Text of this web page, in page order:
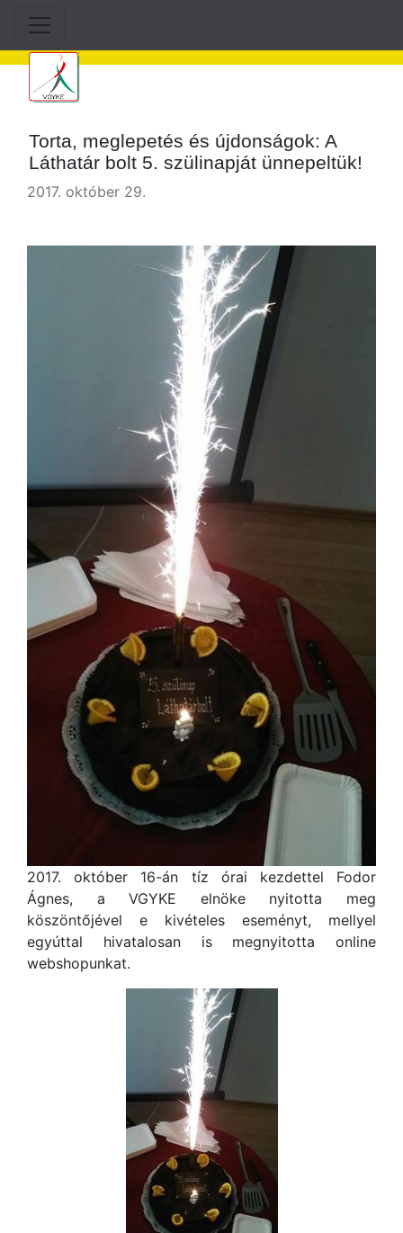
Torta, meglepetés és újdonságok: A
Láthatár bolt 5. szülinapját ünnepeltük!
2017. október 29.
2017. október 16-án tíz órai kezdettel Fodor
Ágnes, a VGYKE elnöke nyitotta meg
köszöntőjével e kivételes eseményt, mellyel
egyúttal hivatalosan is megnyitotta online
webshopunkat.